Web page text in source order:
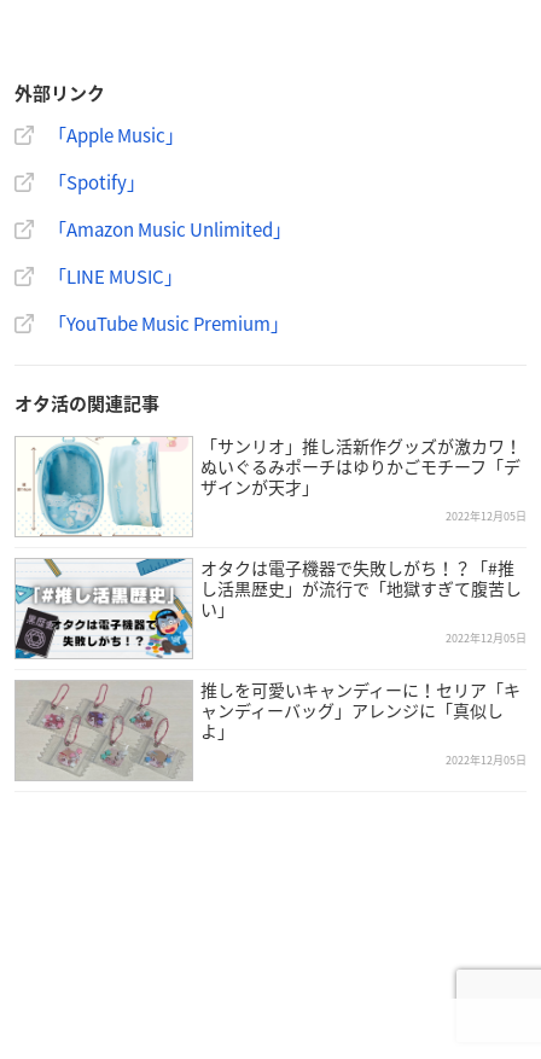
外部リンク
「Apple Music」
「Spotify」
「Amazon Music Unlimited」
「LINE MUSIC」
「YouTube Music Premium」
オタ活の関連記事
「サンリオ」推し活新作グッズが激カワ！
ぬいぐるみポーチはゆりかごモチーフ「デ
ザインが天才」
2022年12月05日
オタクは電子機器で失敗しがち！？「#推
し活黒歴史」が流行で「地獄すぎて腹苦し
い」
2022年12月05日
推しを可愛いキャンディーに！セリア「キ
ャンディーバッグ」アレンジに「真似し
よ」
2022年12月05日